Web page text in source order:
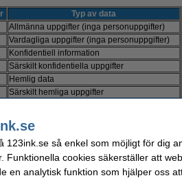
Typ av data
Allmänna uppgifter (inga personuppgifter)
Vardagliga uppgifter (inga personuppgifter)
Konfidentiell information
Särskilt konfidentiella uppgifter
Hemlig data
Särskilt hemliga uppgifter
och hur man väljer rätt dokumentförstörare.
123ink.se så enkel som möjligt för dig
Funktionella cookies säkerställer att
en analytisk funktion som hjälper oss